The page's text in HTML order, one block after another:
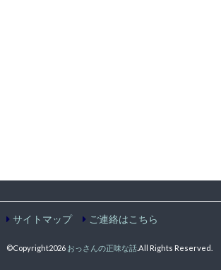
サイトマップ ご連絡はこちら
©Copyright2026 おっさんの正味な話.All Rights Reserved.